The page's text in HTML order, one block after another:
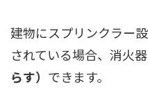
建物にスプリンクラー
されている場合、消火
らす） できます。